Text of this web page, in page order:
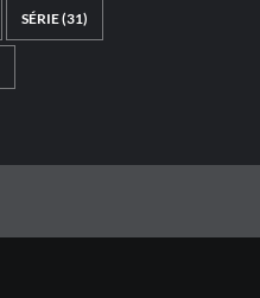
SÉRIE(31)